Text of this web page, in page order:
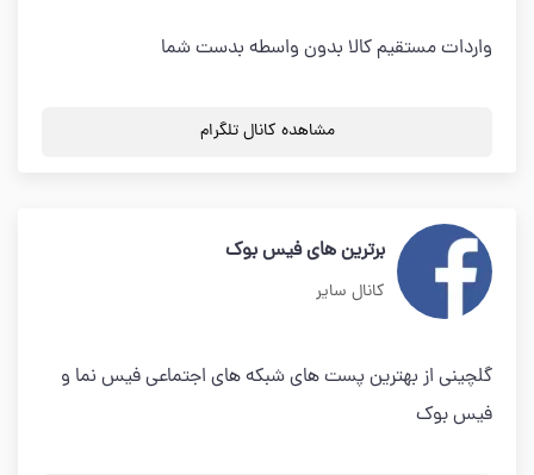
واردات مستقیم کالا بدون واسطه بدست شما
مشاهده کانال تلگرام
برترین های فیس بوک
کانال سایر
گلچینی از بهترین پست های شبکه های اجتماعی فیس نما و
فیس بوک